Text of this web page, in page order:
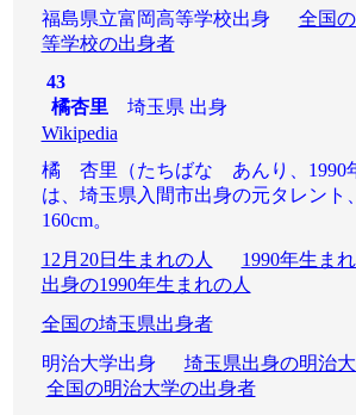
福島県立富岡高等学校出身 全国
等学校の出身者
43
橘杏里 埼玉県 出身
Wikipedia
橘 杏里（たちばな あんり、1990年
は、埼玉県入間市出身の元タレント
160cm。
12月20日生まれの人
1990年生ま
出身の1990年生まれの人
全国の埼玉県出身者
明治大学出身 埼玉県出身の明治
全国の明治大学の出身者